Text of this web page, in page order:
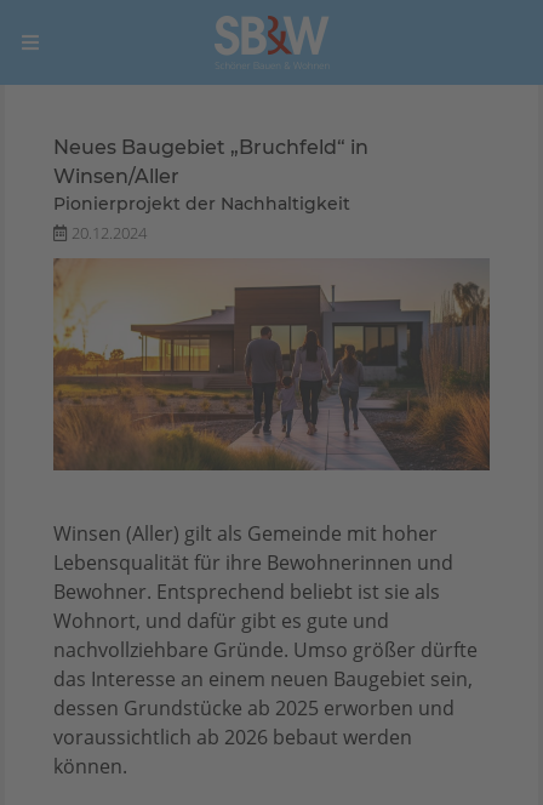
Neues Baugebiet „Bruchfeld“ in
Winsen/Aller
Pionierprojekt der Nachhaltigkeit
20.12.2024
Winsen (Aller) gilt als Gemeinde mit hoher
Lebensqualität für ihre Bewohnerinnen und
Bewohner. Entsprechend beliebt ist sie als
Wohnort, und dafür gibt es gute und
nachvollziehbare Gründe. Umso größer dürfte
das Interesse an einem neuen Baugebiet sein,
dessen Grundstücke ab 2025 erworben und
voraussichtlich ab 2026 bebaut werden
können.